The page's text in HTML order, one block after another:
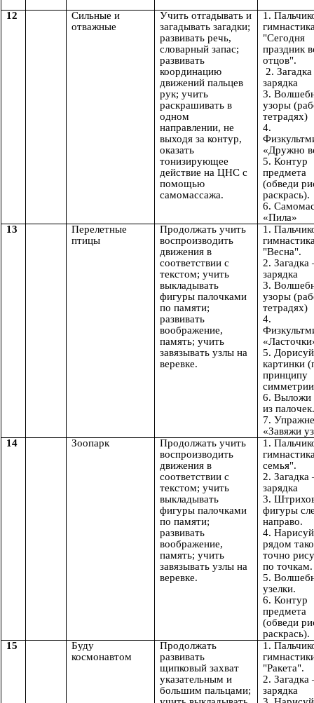
12
Сильные и
отважные
Учить отгадывать и
загадывать загадки;
развивать речь,
словарный запас;
развивать
координацию
движений пальцев
рук; учить
раскрашивать в
одном
направлении, не
выходя за контур,
оказать
тонизирующее
действие на ЦНС с
помощью
самомассажа.
1.
"Сегодня
праздник
отцов".
2.
зарядка
3.
узоры
тетрадях)
4.
«Дружно
5. Контур
предмета
(обведи
раскрась).
6.
«Пила»
13
Перелетные
птицы
Продолжать учить
воспроизводить
движения в
соответствии с
текстом; учить
выкладывать
фигуры палочками
по памяти;
развивать
воображение,
память; учить
завязывать узлы на
веревке.
1.
"Весна".
2. Загадка
зарядка
3.
узоры
тетрадях)
4.
5. Дорисуй
картинки
принципу
6. Выложи
из палочек.
7.
«Завяжи
14
Зоопарк
Продолжать учить
воспроизводить
движения в
соответствии с
текстом; учить
выкладывать
фигуры палочками
по памяти;
развивать
воображение,
память; учить
завязывать узлы на
веревке.
1.
семья".
2. Загадка
зарядка
3.
фигуры
направо.
4. Нарисуй
рядом
точно
по точкам.
5.
узелки.
6. Контур
предмета
(обведи
раскрась).
15
Буду
космонавтом
Продолжать
развивать
щипковый захват
указательным и
большим пальцами;
1.
"Ракета".
2. Загадка
зарядка